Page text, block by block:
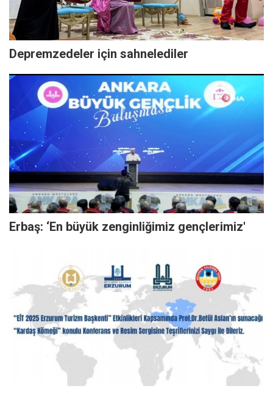
Depremzedeler için sahnelediler
Erbaş: ‘En büyük zenginliğimiz gençlerimiz'